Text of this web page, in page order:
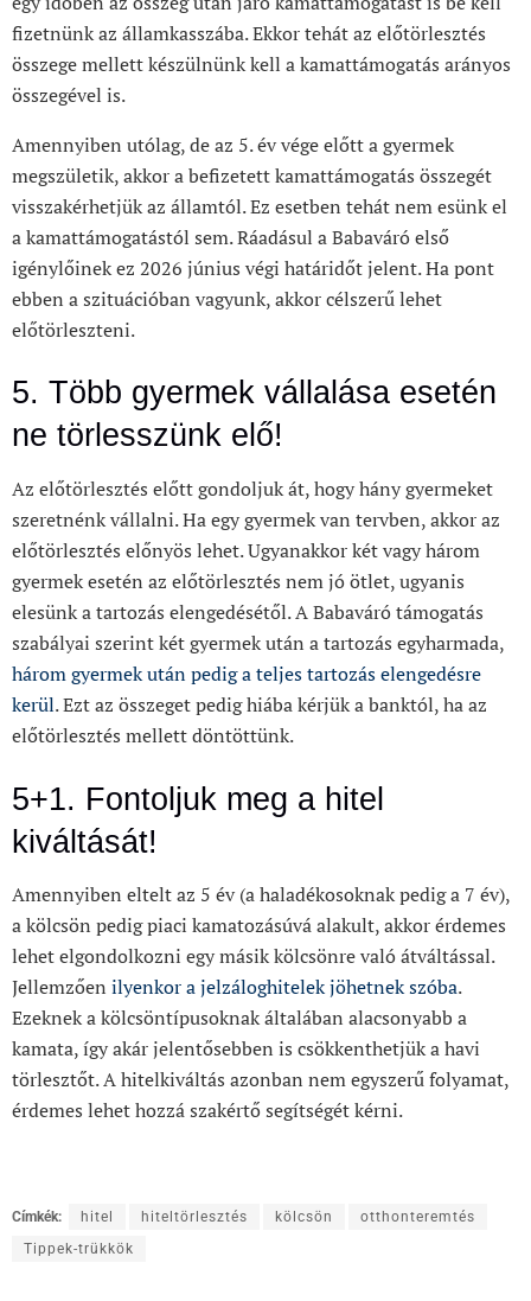
fizetnünk az államkasszába. Ekkor tehát az előtörlesztés
összege mellett készülnünk kell a kamattámogatás arányos
összegével is.
Amennyiben utólag, de az 5. év vége előtt a gyermek
megszületik, akkor a befizetett kamattámogatás összegét
visszakérhetjük az államtól. Ez esetben tehát nem esünk el
a kamattámogatástól sem. Ráadásul a Babaváró első
igénylőinek ez 2026 június végi határidőt jelent. Ha pont
ebben a szituációban vagyunk, akkor célszerű lehet
előtörleszteni.
5. Több gyermek vállalása esetén
ne törlesszünk elő!
Az előtörlesztés előtt gondoljuk át, hogy hány gyermeket
szeretnénk vállalni. Ha egy gyermek van tervben, akkor az
előtörlesztés előnyös lehet. Ugyanakkor két vagy három
gyermek esetén az előtörlesztés nem jó ötlet, ugyanis
elesünk a tartozás elengedésétől. A Babaváró támogatás
szabályai szerint két gyermek után a tartozás egyharmada,
három gyermek után pedig a teljes tartozás elengedésre
kerül. Ezt az összeget pedig hiába kérjük a banktól, ha az
előtörlesztés mellett döntöttünk.
5+1. Fontoljuk meg a hitel
kiváltását!
Amennyiben eltelt az 5 év (a haladékosoknak pedig a 7 év),
a kölcsön pedig piaci kamatozásúvá alakult, akkor érdemes
lehet elgondolkozni egy másik kölcsönre való átváltással.
Jellemzően ilyenkor a jelzáloghitelek jöhetnek szóba.
Ezeknek a kölcsöntípusoknak általában alacsonyabb a
kamata, így akár jelentősebben is csökkenthetjük a havi
törlesztőt. A hitelkiváltás azonban nem egyszerű folyamat,
érdemes lehet hozzá szakértő segítségét kérni.
Címkék: hitel hiteltörlesztés kölcsön
otthonteremtés
Tippek-trükkök